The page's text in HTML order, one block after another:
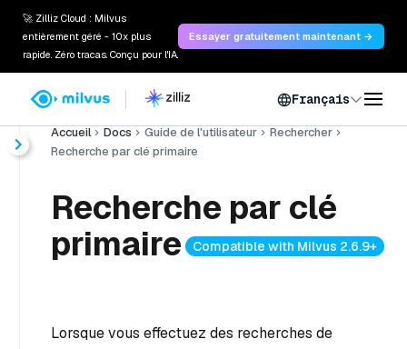
🚀 Zilliz Cloud : Milvus
entièrement géré - 10x plus
rapide. Zéro tracas. Conçu pour l'IA.
Essayer gratuitement maintenant →
Français
Accueil Docs Guide de l'utilisateur
Rechercher
Recherche par clé primaire
Recherche par clé
primaire
Compatible with Milvus 2.6.9+
Lorsque vous effectuez des recherches de